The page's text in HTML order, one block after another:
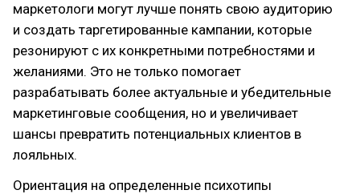
маркетологи могут лучше понять свою аудиторию
и создать таргетированные кампании, которые
резонируют с их конкретными потребностями и
желаниями. Это не только помогает
разрабатывать более актуальные и убедительные
маркетинговые сообщения, но и увеличивает
шансы превратить потенциальных клиентов в
лояльных.
Ориентация на определенные психотипы